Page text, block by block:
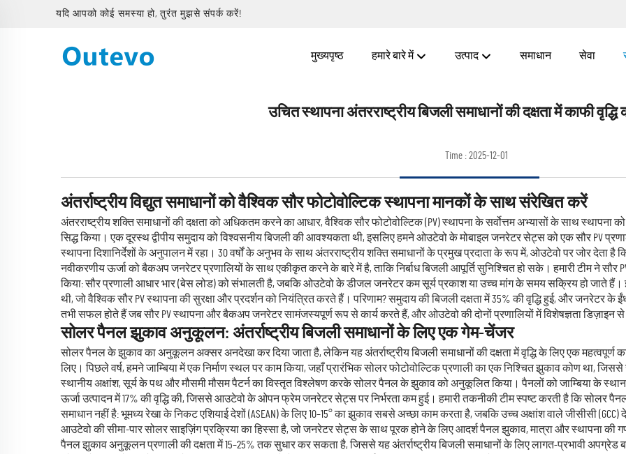
यदि आपको कोई समस्या हो, तुरंत मुझसे संपर्क करें!
मुख्यपृष्ठ हमारे बारे में उत्पाद समाधान सेवा
उचित स्थापना अंतरराष्ट्रीय बिजली समाधानों की दक्षता में काफी
Time : 2025-12-01
अंतर्राष्ट्रीय विद्युत समाधानों को वैश्विक सौर फोटोवोल्टिक स्थापना मानकों के साथ संरेखित करें
अंतरराष्ट्रीय शक्ति समाधानों की दक्षता को अधिकतम करने का आधार, वैश्विक सौर फोटोवोल्टिक (PV) स्थापना के सर्वोत्तम अभ्यासों के साथ
सिद्ध किया। एक दूरस्थ द्वीपीय समुदाय को विश्वसनीय बिजली की आवश्यकता थी, इसलिए हमने ओउटेवो के मोबाइल जनरेटर सेट्स को एक सौर PV
स्थापना दिशानिर्देशों के अनुपालन में रहा। 30 वर्षों के अनुभव के साथ अंतरराष्ट्रीय शक्ति समाधानों के प्रमुख प्रदाता के रूप में, ओउटेवो पर जोर देता
नवीकरणीय ऊर्जा को बैकअप जनरेटर प्रणालियों के साथ एकीकृत करने के बारे में है, ताकि निर्बाध बिजली आपूर्ति सुनिश्चित हो सके। हमारी टीम
किया: सौर प्रणाली आधार भार (बेस लोड) को संभालती है, जबकि ओउटेवो के डीजल जनरेटर कम सूर्य प्रकाश या उच्च मांग के समय सक्रिय हो जाते
थी, जो वैश्विक सौर PV स्थापना की सुरक्षा और प्रदर्शन को नियंत्रित करते हैं। परिणाम? समुदाय की बिजली दक्षता में 35% की वृद्धि हुई, और जनरेटर
तभी सफल होते हैं जब सौर PV स्थापना और बैकअप जनरेटर सामंजस्यपूर्ण रूप से कार्य करते हैं, और ओउटेवो की दोनों प्रणालियों में विशेषज्ञता डिज़ाइन
सोलर पैनल झुकाव अनुकूलन: अंतर्राष्ट्रीय बिजली समाधानों के लिए एक गेम-चेंजर
सोलर पैनल के झुकाव का अनुकूलन अक्सर अनदेखा कर दिया जाता है, लेकिन यह अंतर्राष्ट्रीय बिजली समाधानों की दक्षता में वृद्धि के लिए एक महत्वपूर्ण
लिए। पिछले वर्ष, हमने जाम्बिया में एक निर्माण स्थल पर काम किया, जहाँ प्रारंभिक सोलर फोटोवोल्टिक प्रणाली का एक निश्चित झुकाव कोण था,
स्थानीय अक्षांश, सूर्य के पथ और मौसमी मौसम पैटर्न का विस्तृत विश्लेषण करके सोलर पैनल के झुकाव को अनुकूलित किया। पैनलों को जाम्बिया के
ऊर्जा उत्पादन में 17% की वृद्धि की, जिससे आउटेवो के ओपन फ्रेम जनरेटर सेट्स पर निर्भरता कम हुई। हमारी तकनीकी टीम स्पष्ट करती है कि
समाधान नहीं है: भूमध्य रेखा के निकट एशियाई देशों (ASEAN) के लिए 10–15° का झुकाव सबसे अच्छा काम करता है, जबकि उच्च अक्षांश वाले जीसीसी
आउटेवो की सीमा-पार सोलर साइज़िंग प्रक्रिया का हिस्सा है, जो जनरेटर सेट्स के साथ पूरक होने के लिए आदर्श पैनल झुकाव, मात्रा और स्थापना की
पैनल झुकाव अनुकूलन प्रणाली की दक्षता में 15–25% तक सुधार कर सकता है, जिससे यह अंतर्राष्ट्रीय बिजली समाधानों के लिए लागत-प्रभावी